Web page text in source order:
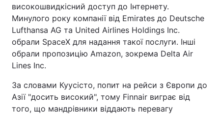
високошвидкісний доступ до Інтернету.
Минулого року компанії від Emirates до Deutsche
Lufthansa AG та United Airlines Holdings Inc.
обрали SpaceX для надання такої послуги. Інші
обрали пропозицію Amazon, зокрема Delta Air
Lines Inc.
За словами Куусісто, попит на рейси з Європи до
Азії "досить високий", тому Finnair виграє від
того, що мандрівники віддають перевагу